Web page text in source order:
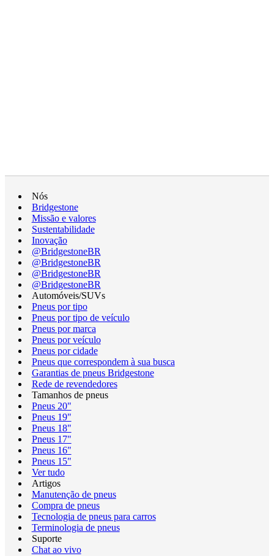
Nós
Bridgestone
Missão e valores
Sustentabilidade
Inovação
@BridgestoneBR
@BridgestoneBR
@BridgestoneBR
@BridgestoneBR
Automóveis/SUVs
Pneus por tipo
Pneus por tipo de veículo
Pneus por marca
Pneus por veículo
Pneus por cidade
Pneus que correspondem à sua busca
Garantias de pneus Bridgestone
Rede de revendedores
Tamanhos de pneus
Pneus 20"
Pneus 19"
Pneus 18"
Pneus 17"
Pneus 16"
Pneus 15"
Ver tudo
Artigos
Manutenção de pneus
Compra de pneus
Tecnologia de pneus para carros
Terminologia de pneus
Suporte
Chat ao vivo